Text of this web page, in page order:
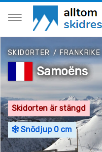
SKIDORTER /FRANKRIKE
Samoëns
Skidorten är stängd
Snödjup 0 cm